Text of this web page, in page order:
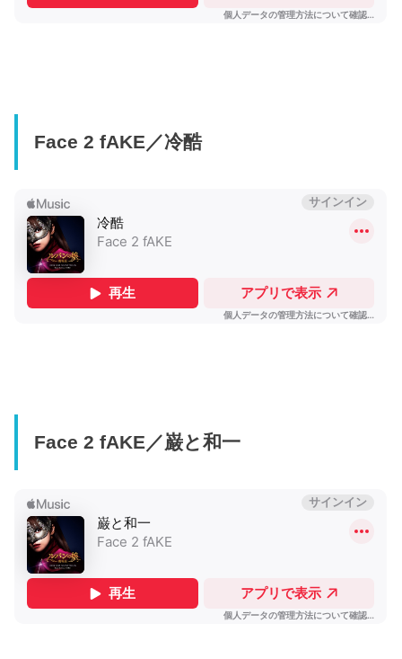
Face 2 fAKE／冷酷
Face 2 fAKE／巌と和一